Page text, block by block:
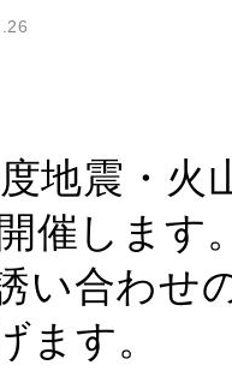
地震・火
催します。
い合わせ
ます。